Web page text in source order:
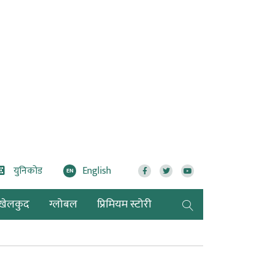
युनिकोड EN English
ग्लोबल प्रिमियम स्टोरी